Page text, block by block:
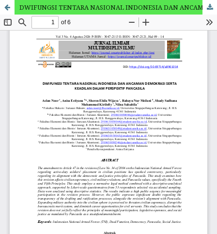
DWIFUNGSI TENTARA NASIONAL INDONESIA DAN ANCAMAN DEMOKRASI SERTA KEADILAN DALAM PERSPEKTIF PANCASILA